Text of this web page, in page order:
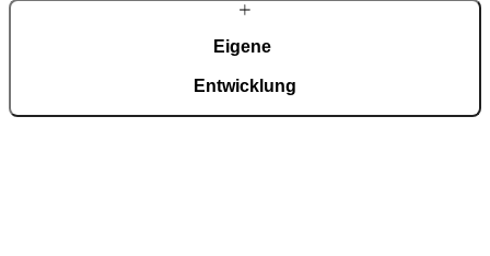
Eigene
Entwicklung